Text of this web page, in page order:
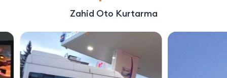
Zahid Oto Kurtarma